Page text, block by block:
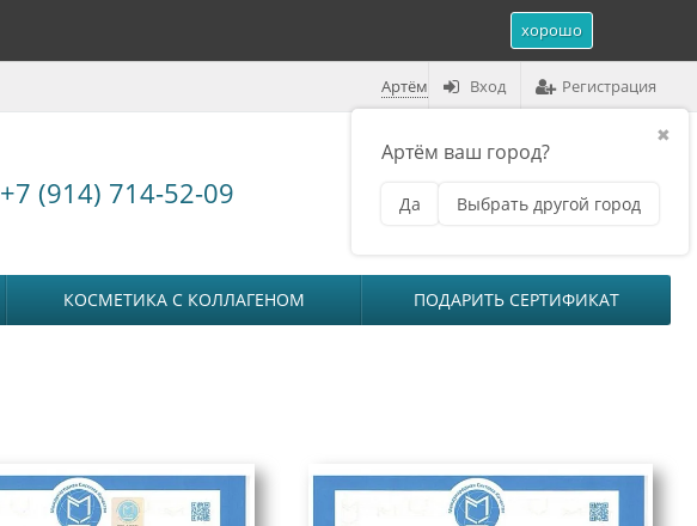
хорошо
Артём
✖
Артём ваш город?
Да Выбрать другой город
Вход Регистрация
+7 (914) 714-52-09 на сумму0₽
КОСМЕТИКА С КОЛЛАГЕНОМ ПОДАРИТЬ СЕРТИФИКАТ